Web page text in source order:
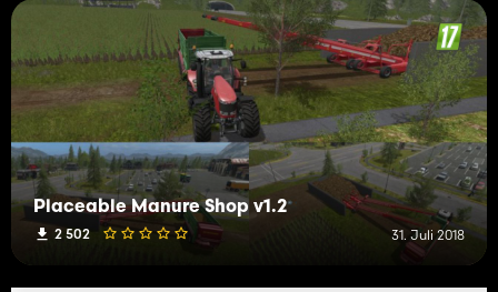
Placeable Manure Shop v1.2
2 502 31. Juli 2018